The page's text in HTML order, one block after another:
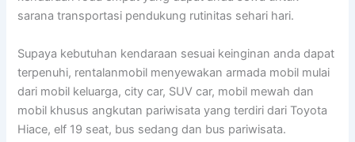
sarana transportasi pendukung rutinitas sehari hari.
Supaya kebutuhan kendaraan sesuai keinginan anda dapat
terpenuhi, rentalanmobil menyewakan armada mobil mulai
dari mobil keluarga, city car, SUV car, mobil mewah dan
mobil khusus angkutan pariwisata yang terdiri dari Toyota
Hiace, elf 19 seat, bus sedang dan bus pariwisata.